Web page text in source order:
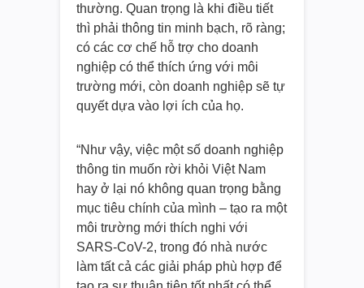
thường. Quan trọng là khi điều tiết
thì phải thông tin minh bạch, rõ ràng;
có các cơ chế hỗ trợ cho doanh
nghiệp có thể thích ứng với môi
trường mới, còn doanh nghiệp sẽ tự
quyết dựa vào lợi ích của họ.
“Như vậy, việc một số doanh nghiệp
thông tin muốn rời khỏi Việt Nam
hay ở lại nó không quan trọng bằng
mục tiêu chính của mình – tạo ra một
môi trường mới thích nghi với
SARS-CoV-2, trong đó nhà nước
làm tất cả các giải pháp phù hợp để